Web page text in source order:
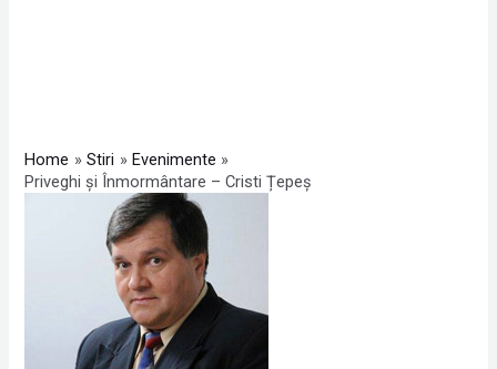
Home Stiri
Evenimente
Priveghi și Înmormântare – Cristi Țepeș